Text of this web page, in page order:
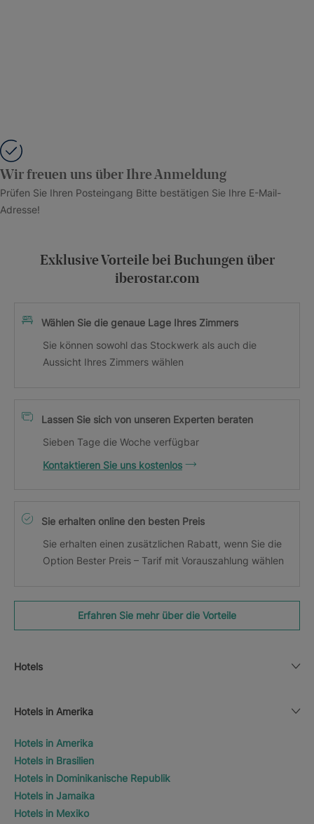
Wir freuen uns über Ihre Anmeldung
Prüfen Sie Ihren Posteingang Bitte bestätigen Sie Ihre E-Mail-
Adresse!
Exklusive Vorteile bei Buchungen über
iberostar.com
Wählen Sie die genaue Lage Ihres Zimmers
Sie können sowohl das Stockwerk als auch die
Aussicht Ihres Zimmers wählen
Lassen Sie sich von unseren Experten beraten
Sieben Tage die Woche verfügbar
Kontaktieren Sie uns kostenlos
Sie erhalten online den besten Preis
Sie erhalten einen zusätzlichen Rabatt, wenn Sie die
Option Bester Preis – Tarif mit Vorauszahlung wählen
Erfahren Sie mehr über die Vorteile
Hotels
Hotels in Amerika
Hotels in Amerika
Hotels in Brasilien
Hotels in Dominikanische Republik
Hotels in Jamaika
Hotels in Mexiko